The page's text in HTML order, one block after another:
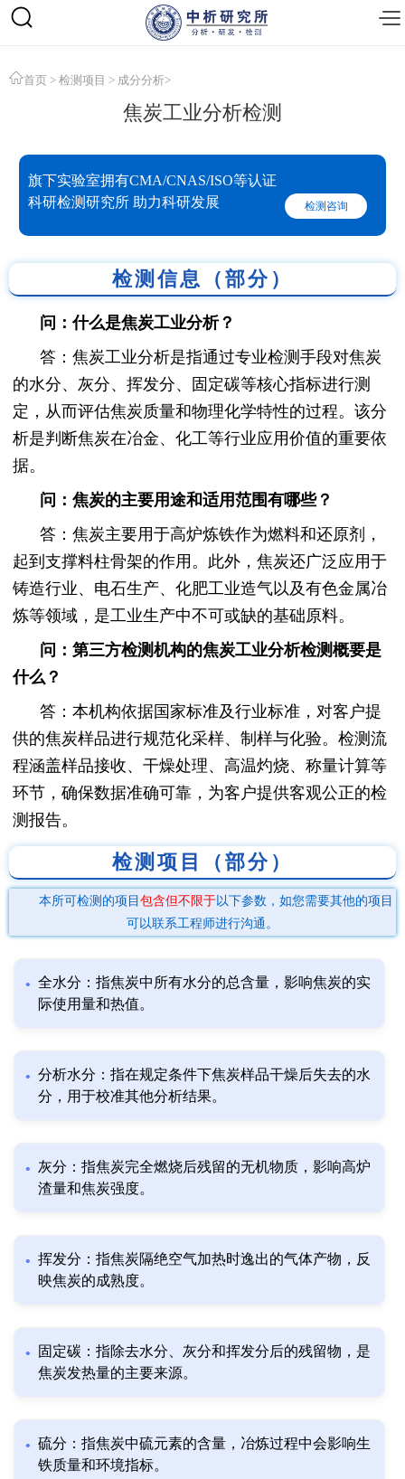
首页 > 检测项目 > 成分分析>
焦炭工业分析检测
旗下实验室拥有CMA/CNAS/ISO等认证
科研检测研究所 助力科研发展
检测咨询
检测信息（部分）
问：什么是焦炭工业分析？
答：焦炭工业分析是指通过专业检测手段对焦炭
的水分、灰分、挥发分、固定碳等核心指标进行测
定，从而评估焦炭质量和物理化学特性的过程。该分
析是判断焦炭在冶金、化工等行业应用价值的重要依
据。
问：焦炭的主要用途和适用范围有哪些？
答：焦炭主要用于高炉炼铁作为燃料和还原剂，
起到支撑料柱骨架的作用。此外，焦炭还广泛应用于
铸造行业、电石生产、化肥工业造气以及有色金属冶
炼等领域，是工业生产中不可或缺的基础原料。
问：第三方检测机构的焦炭工业分析检测概要是
什么？
答：本机构依据国家标准及行业标准，对客户提
供的焦炭样品进行规范化采样、制样与化验。检测流
程涵盖样品接收、干燥处理、高温灼烧、称量计算等
环节，确保数据准确可靠，为客户提供客观公正的检
测报告。
检测项目（部分）
本所可检测的项目 包含但不限于以下参数，如您需要其他的项目
可以联系工程师进行沟通。
全水分：指焦炭中所有水分的总含量，影响焦炭的实
际使用量和热值。
分析水分：指在规定条件下焦炭样品干燥后失去的水
分，用于校准其他分析结果。
灰分：指焦炭完全燃烧后残留的无机物质，影响高炉
渣量和焦炭强度。
挥发分：指焦炭隔绝空气加热时逸出的气体产物，反
映焦炭的成熟度。
固定碳：指除去水分、灰分和挥发分后的残留物，是
焦炭发热量的主要来源。
硫分：指焦炭中硫元素的含量，冶炼过程中会影响生
铁质量和环境指标。